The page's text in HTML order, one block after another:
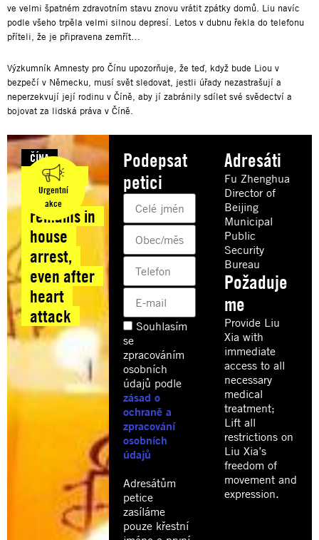
ve velmi špatném zdravotním stavu znovu vrátit zpátky domů. Liu navíc
podle všeho trpěla velmi silnou depresí. Letos v dubnu řekla do telefonu
příteli, že je připravena zemřít…
Výzkumník Amnesty pro Čínu upozorňuje, že teď, když bude Liou v
bezpečí v Německu, musí svět sledovat, jestli úřady nezastrašují a
neperzekvují její rodinu v Číně, aby jí zabránily sdílet své svědectví a
bojovat za lidská práva v Číně.
Urgentní
akce
ČÍNA
Chinese
artist
remains in
house
arrest,
even after
heart
attack
Podepsat
petici
Souhlasím
se
zpracováním
osobních
údajů podle
zásad o
ochraně a
zpracování
osobních
údajů
Adresátům
petice
zasíláme
pouze křestní
Adresáti
Fu Zhenghua
Director of
Beijing
Municipal
Public
Security
Bureau
Požaduje
me
Provide Liu
Xia with
immediate
access to all
necessary
medical
treatment;
Lift all
restrictions on
Liu Xia’s
freedom of
movement and
expression.